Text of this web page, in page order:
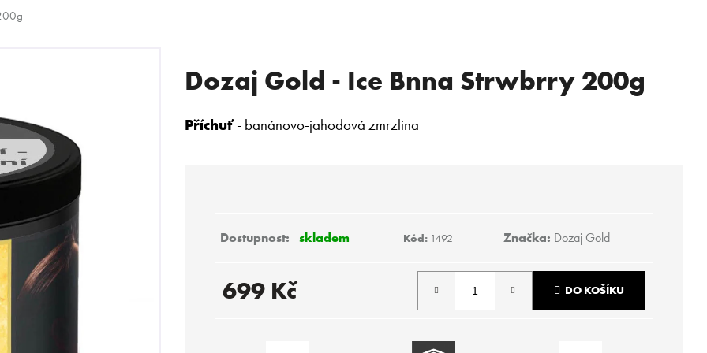
Dozaj Gold - Ice Bnna Strwbrry 200g
Příchuť- banánovo-jahodová zmrzlina
skladem Kód: 1492 Značka: Dozaj Gold
699 Kč DO KOŠÍKU
POTŘEBUJETE NAJÍT?
Doporučujeme
Následující